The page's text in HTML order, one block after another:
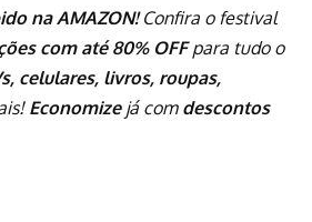
na AMAZON!Confira o festival
com até 80% OFFpara tudo o
celulares, livros, roupas,
Economizejá com descontos